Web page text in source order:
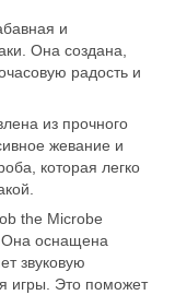
и
Она создана,
радость и
из прочного
жевание и
которая легко
the Microbe
Она оснащена
звуковую
игры. Это поможет